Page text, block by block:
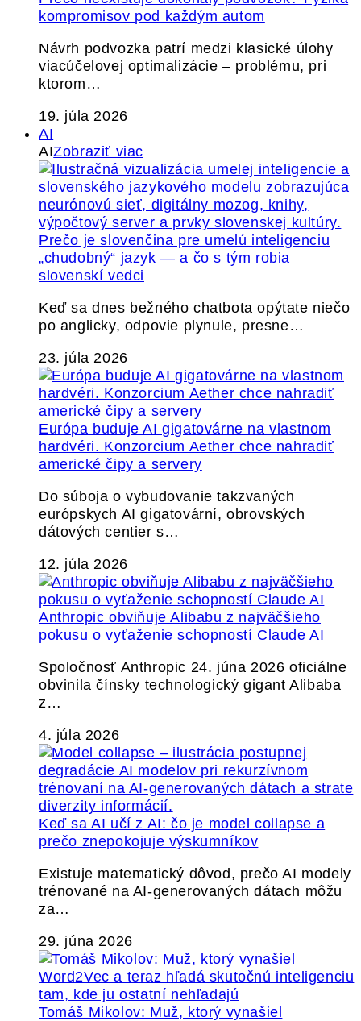
kompromisov pod každým autom
Návrh podvozka patrí medzi klasické úlohy
viacúčelovej optimalizácie – problému, pri
ktorom…
19. júla 2026
AI
AIZobraziť viac
Prečo je slovenčina pre umelú inteligenciu
„chudobný“ jazyk — a čo s tým robia
slovenskí vedci
Keď sa dnes bežného chatbota opýtate niečo
po anglicky, odpovie plynule, presne…
23. júla 2026
Európa buduje AI gigatovárne na vlastnom
hardvéri. Konzorcium Aether chce nahradiť
americké čipy a servery
Do súboja o vybudovanie takzvaných
európskych AI gigatovární, obrovských
dátových centier s…
12. júla 2026
Anthropic obviňuje Alibabu z najväčšieho
pokusu o vyťaženie schopností Claude AI
Spoločnosť Anthropic 24. júna 2026 oficiálne
obvinila čínsky technologický gigant Alibaba
z…
4. júla 2026
Keď sa AI učí z AI: čo je model collapse a
prečo znepokojuje výskumníkov
Existuje matematický dôvod, prečo AI modely
trénované na AI-generovaných dátach môžu
za…
29. júna 2026
Tomáš Mikolov: Muž, ktorý vynašiel